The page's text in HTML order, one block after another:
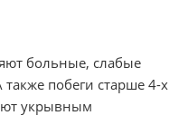
больные, слабые
побеги старше 4-х
укрывным